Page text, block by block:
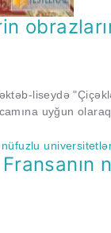
liseydə
uyğun